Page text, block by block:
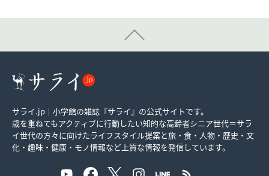
サライ.jp｜小学館の雑誌『サライ』の公式サイトです。
歳を重ねてもアクティブに行動したい知的な高齢者シニア世代＝サラ
イ世代の方々に向けたライフスタイル提案と旅・食・人物・歴史・文
化・趣味・健康・モノ情報など上質な情報を発信しています。